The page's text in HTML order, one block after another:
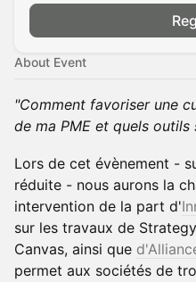
About Event
"Comment favoriser une
de ma PME et quels
Lors de cet évènement -
réduite - nous aurons la
intervention de la part d'
sur les travaux de
Canvas, ainsi que
permet aux sociétés de